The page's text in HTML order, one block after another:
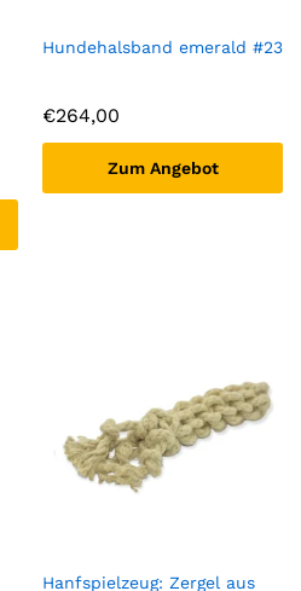
Hundehalsband emerald #23
€264,00
Zum Angebot
Hanfspielzeug: Zergel aus